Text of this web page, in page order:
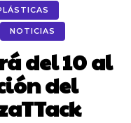
NOTICIAS
del 10 al
del